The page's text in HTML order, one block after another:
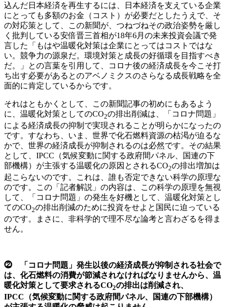
込んだ日本経済を再生するには、日本経済を支えている企業
にとっても多額のお金（コスト）が必要だとしたうえで、そ
の対応策として、この新聞が、つねづねその政治姿勢を厳し
く批判している安倍晋三首相が18年6月の未来投資会議で発
言した「もはや温暖化対策は企業にとってはコストではな
い。競争力の源泉だ。環境対策と成長の好循環を目指すべき
だ。」との言葉を引用して、コロナ後の経済成長を今こそ打
ち出す必要があるとのアベノミクスのさらなる成長戦略を全
面的に肯定しているからです。
それはともかくとして、この新聞記事の初めにもあるよう
に、温暖化対策としてのCO2の排出削減は、「コロナ問題」
による経済成長の抑制で実現されることが明らかになったの
です。すなわち、いま、世界で化石燃料資源の枯渇が迫るな
かで、世界の経済成長が抑制されるのは必然です。その結果
として、IPCC（気候変動に関する政府間パネル、国連の下
部機構）が主張する温暖化の原因とされるCO2の排出増加は
起こらないのです。これは、誰も否定できない科学の原理な
のです。この「記者解説」の内容は、この科学の原理を無視
して、「コロナ問題」の発生を好機として、温暖化対策とし
てのCO2の排出削減のために投資をせよと国民に迫っている
のです。まさに、非科学的で理不尽な論考と言わざるを得ま
せん。
⓶ 「コロナ問題」発生以後の経済成長が抑制される社会で
は、化石燃料の消費が節減されなければなりませんから、温
暖化対策として要求されるCO2の排出は削減され、
IPCC（気候変動に関する政府間パネル、国連の下部機構）